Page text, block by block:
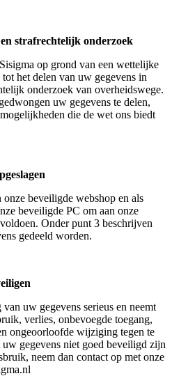
strafrechtelijk onderzoek
op grond van een wettelijke
het delen van uw gegevens in
onderzoek van overheidswege.
uw gegevens te delen,
die de wet ons biedt
beveiligde webshop en als
beveiligde PC om aan onze
Onder punt 3 beschrijven
gedeeld worden.
uw gegevens serieus en neemt
verlies, onbevoegde toegang,
ongeoorloofde wijziging tegen te
gegevens niet goed beveiligd zijn
neem dan contact op met onze